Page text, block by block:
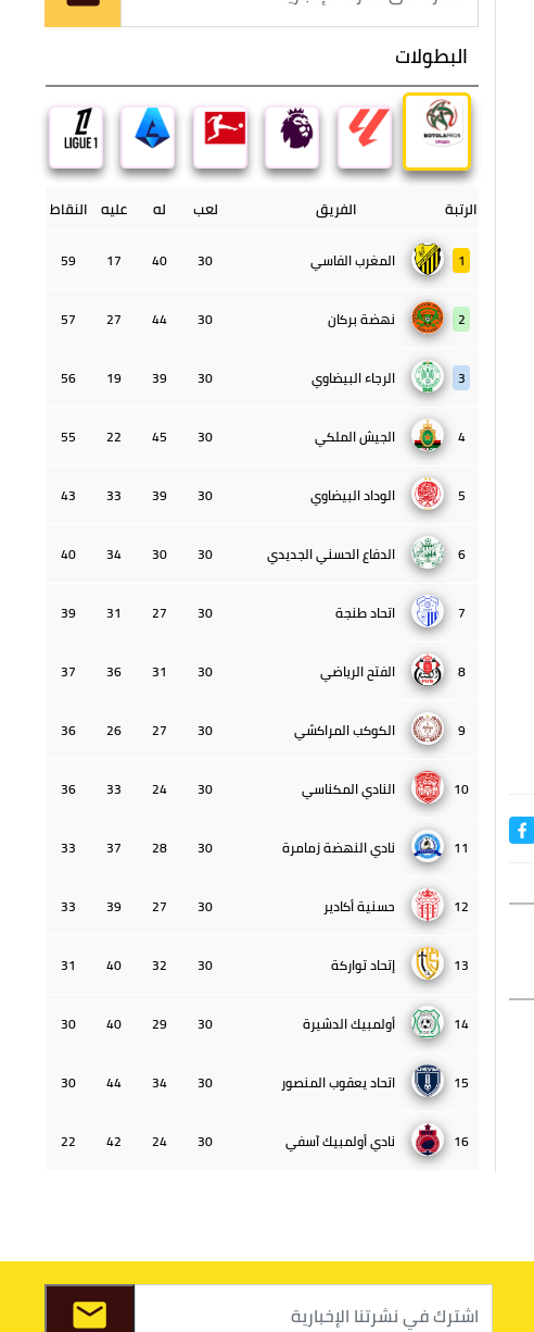
البطولات
الرتبة الفريق لعب له عليه النقاط
1 المغرب الفاسي 30
40
17
59
2 نهضة بركان 30
44
27
57
3 الرجاء البيضاوي 30
39
19
56
4 الجيش الملكي 30
45
22
55
5 الوداد البيضاوي 30
39
33
43
6 الدفاع الحسني الجديدي 30
30
34
40
7 اتحاد طنجة 30
27
31
39
8 الفتح الرياضي 30
31
36
37
9 الكوكب المراكشي 30
27
26
36
10 النادي المكناسي 30
24
33
36
11 نادي النهضة زمامرة 30
28
37
33
12 حسنية أكادير 30
27
39
33
13 إتحاد تواركة 30
32
40
31
14 أولمبيك الدشيرة 30
29
40
30
15 اتحاد يعقوب المنصور 30
34
44
30
16 نادي أولمبيك آسفي 30
24
42
22